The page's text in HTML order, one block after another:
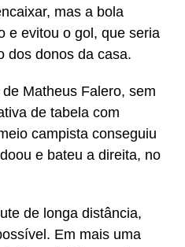
mas a bola
e evitou o gol, que seria
dos donos da casa.
Matheus Falero, sem
de tabela com
campista conseguiu
e bateu a direita, no
de longa distância,
Em mais uma